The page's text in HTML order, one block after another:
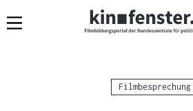
Navigation
zum
zur
Kategorie:
Filmbesprechung